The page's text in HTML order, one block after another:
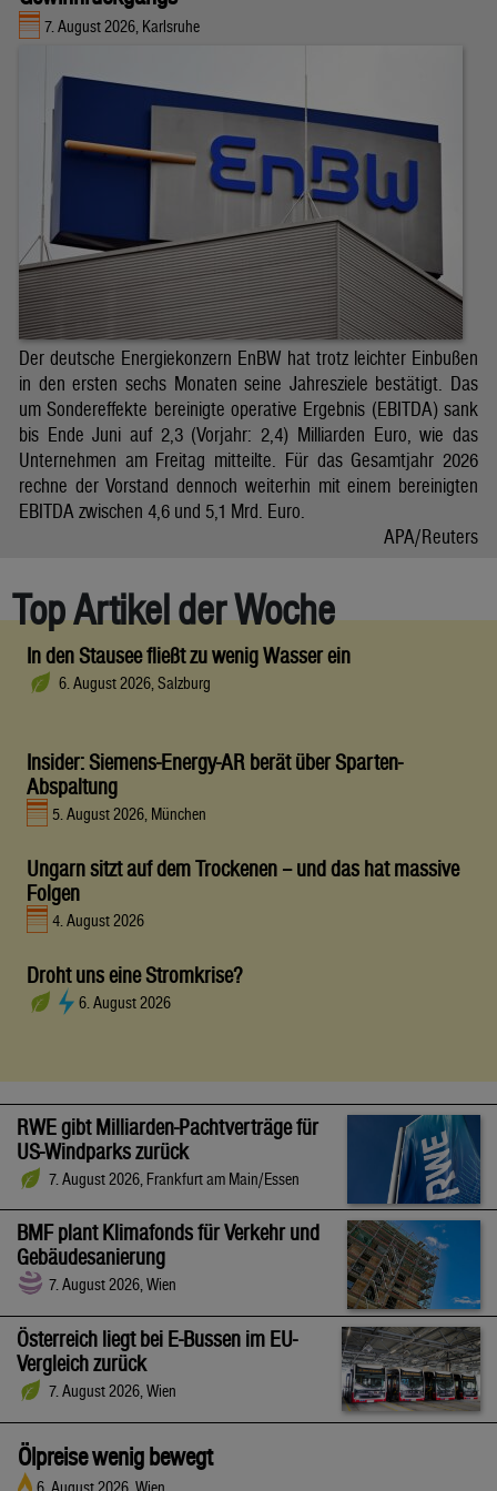
7. August 2026, Karlsruhe
Der deutsche Energiekonzern EnBW hat trotz leichter Einbußen
in den ersten sechs Monaten seine Jahresziele bestätigt. Das
um Sondereffekte bereinigte operative Ergebnis (EBITDA) sank
bis Ende Juni auf 2,3 (Vorjahr: 2,4) Milliarden Euro, wie das
Unternehmen am Freitag mitteilte. Für das Gesamtjahr 2026
rechne der Vorstand dennoch weiterhin mit einem bereinigten
EBITDA zwischen 4,6 und 5,1 Mrd. Euro.
APA/Reuters
Top Artikel der Woche
In den Stausee fließt zu wenig Wasser ein
6. August 2026, Salzburg
Insider: Siemens-Energy-AR berät über Sparten-
Abspaltung
5. August 2026, München
Ungarn sitzt auf dem Trockenen – und das hat massive
Folgen
4. August 2026
Droht uns eine Stromkrise?
6. August 2026
RWE gibt Milliarden-Pachtverträge für
US-Windparks zurück
7. August 2026, Frankfurt am Main/Essen
BMF plant Klimafonds für Verkehr und
Gebäudesanierung
7. August 2026, Wien
Österreich liegt bei E-Bussen im EU-
Vergleich zurück
7. August 2026, Wien
Ölpreise wenig bewegt